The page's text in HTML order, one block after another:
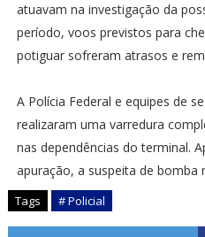
atuavam na investigação da
período, voos previstos para
potiguar sofreram atrasos e
A Polícia Federal e equipes de
realizaram uma varredura
nas dependências do terminal.
apuração, a suspeita de bomba
Tags # Policial